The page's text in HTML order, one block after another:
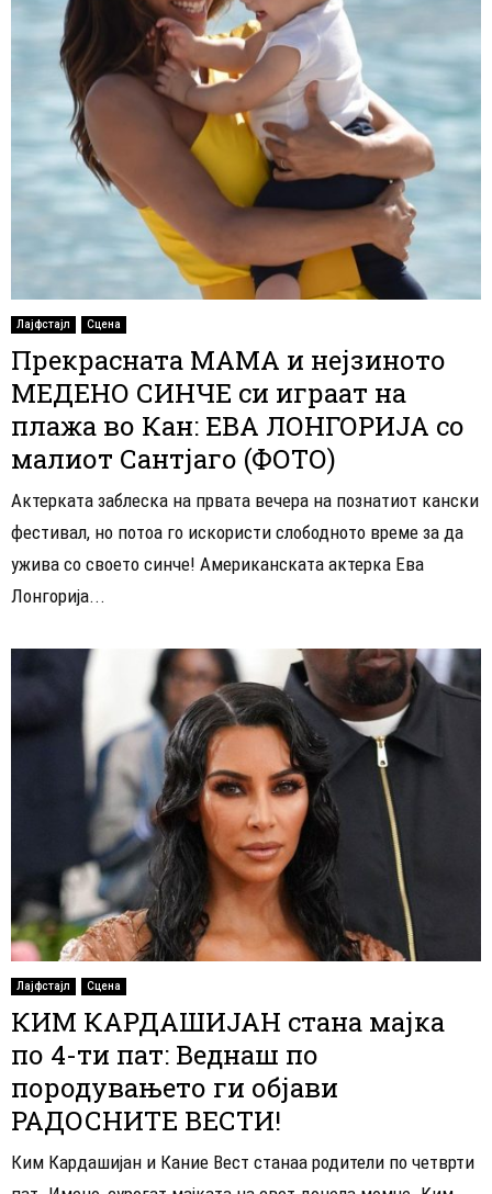
Лајфстајл Сцена
Прекрасната МАМА и нејзиното
МЕДЕНО СИНЧЕ си играат на
плажа во Кан: ЕВА ЛОНГОРИЈА со
малиот Сантјаго (ФОТО)
Актерката заблеска на првата вечера на познатиот кански
фестивал, но потоа го искористи слободното време за да
ужива со своето синче! Американската актерка Ева
Лонгорија...
Лајфстајл Сцена
КИМ КАРДАШИЈАН стана мајка
по 4-ти пат: Веднаш по
породувањето ги објави
РАДОСНИТЕ ВЕСТИ!
Ким Кардашијан и Кание Вест станаа родители по четврти